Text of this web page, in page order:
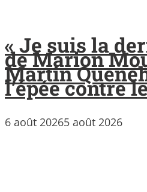
« Je suis la
de Marion
Martin
l’épée contre
6 août 20265 août 2026